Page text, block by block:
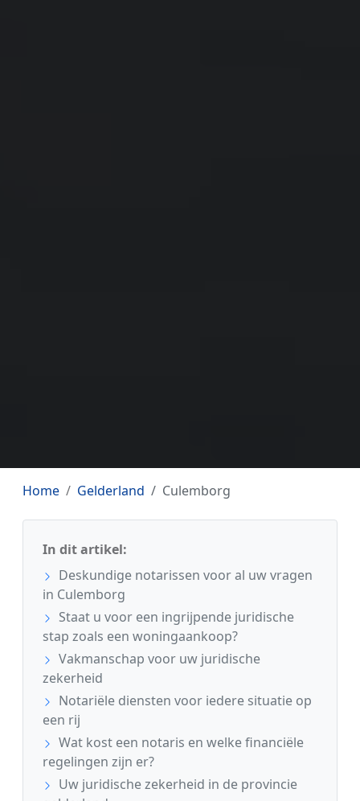
Home Gelderland Culemborg
In dit artikel:
Deskundige notarissen voor al uw vragen
in Culemborg
Staat u voor een ingrijpende juridische
stap zoals een woningaankoop?
Vakmanschap voor uw juridische
zekerheid
Notariële diensten voor iedere situatie op
een rij
Wat kost een notaris en welke financiële
regelingen zijn er?
Uw juridische zekerheid in de provincie